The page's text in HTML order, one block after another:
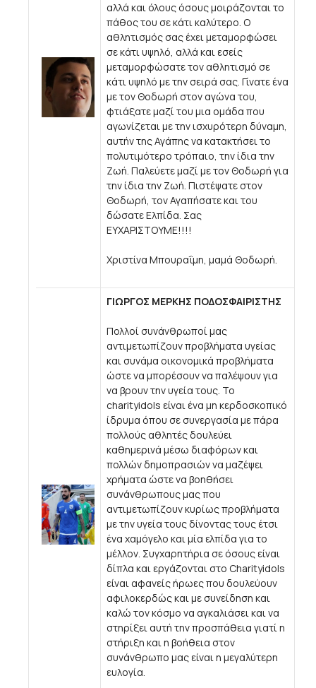
αλλά και όλους όσους μοιράζονται το
πάθος του σε κάτι καλύτερο. Ο
αθλητισμός σας έχει μεταμορφώσει
σε κάτι υψηλό, αλλά και εσείς
μεταμορφώσατε τον αθλητισμό σε
κάτι υψηλό με την σειρά σας. Γίνατε ένα
με τον Θοδωρή στον αγώνα του,
φτιάξατε μαζί του μια ομάδα που
αγωνίζεται με την ισχυρότερη δύναμη,
αυτήν της Αγάπης να κατακτήσει το
πολυτιμότερο τρόπαιο, την ίδια την
Ζωή. Παλεύετε μαζί με τον Θοδωρή για
την ίδια την Ζωή. Πιστέψατε στον
Θοδωρή, τον Αγαπήσατε και του
δώσατε Ελπίδα. Σας
ΕΥΧΑΡΙΣΤΟΥΜΕ!!!!
Χριστίνα Μπουραΐμη, μαμά Θοδωρή.
ΓΙΩΡΓΟΣ ΜΕΡΚΗΣ ΠΟΔΟΣΦΑΙΡΙΣΤΗΣ
Πολλοί συνάνθρωποί μας
αντιμετωπίζουν προβλήματα υγείας
και συνάμα οικονομικά προβλήματα
ώστε να μπορέσουν να παλέψουν για
να βρουν την υγεία τους. Το
charityidols είναι ένα μη κερδοσκοπικό
ίδρυμα όπου σε συνεργασία με πάρα
πολλούς αθλητές δουλεύει
καθημερινά μέσω διαφόρων και
πολλών δημοπρασιών να μαζέψει
χρήματα ώστε να βοηθήσει
συνάνθρωπους μας που
αντιμετωπίζουν κυρίως προβλήματα
με την υγεία τους δίνοντας τους έτσι
ένα χαμόγελο και μία ελπίδα για το
μέλλον. Συγχαρητήρια σε όσους είναι
δίπλα και εργάζονται στο Charityidols
είναι αφανείς ήρωες που δουλεύουν
αφιλοκερδώς και με συνείδηση και
καλώ τον κόσμο να αγκαλιάσει και να
στηρίξει αυτή την προσπάθεια γιατί η
στήριξη και η βοήθεια στον
συνάνθρωπο μας είναι η μεγαλύτερη
ευλογία.